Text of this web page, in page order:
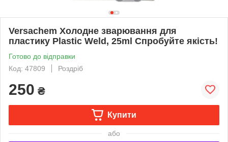
Versachem Холодне зварювання для
пластику Plastic Weld, 25ml Спробуйте якість!
Готово до відправки
Код: 47809
Роздріб
250 ₴
Купити
або